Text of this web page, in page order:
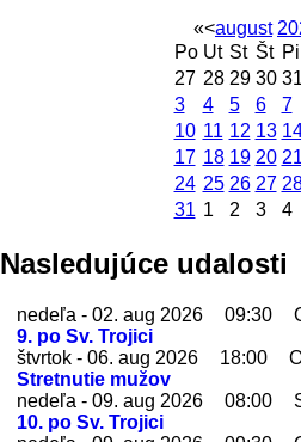
«<august
Po Ut St Št Pi
27 28 29 30 31
3
4 5 6 7
10 11 12 13
17 18 19 20 21
24 25 26 27
31 1 2 3 4
Nasledujúce udalosti
nedeľa - 02. aug 2026 09:30
9. po Sv. Trojici
štvrtok - 06. aug 2026
18:00
Stretnutie mužov
nedeľa - 09. aug 2026
08:00
10. po Sv. Trojici